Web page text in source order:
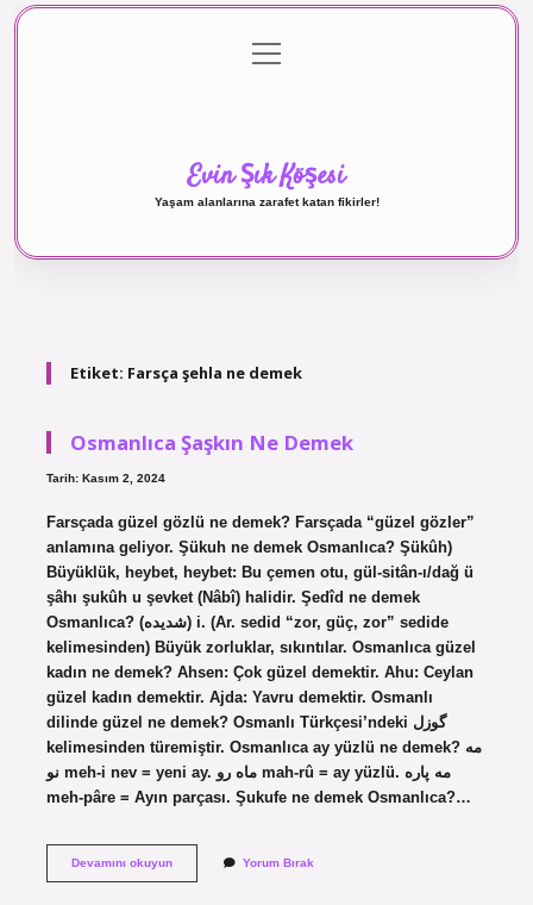
Gizlilik Politikası
menüyü
aç
Evin Şık Köşesi
Yaşam alanlarına zarafet katan fikirler!
Etiket: Farsça şehla ne demek
Osmanlıca Şaşkın Ne Demek
Tarih: Kasım 2, 2024
Farsçada güzel gözlü ne demek? Farsçada “güzel gözler”
anlamına geliyor. Şükuh ne demek Osmanlıca? Şükûh)
Büyüklük, heybet, heybet: Bu çemen otu, gül-sitân-ı/dağ ü
şâhı şukûh u şevket (Nâbî) halidir. Şedîd ne demek
Osmanlıca? (ﺷﺪﻳﺪﻩ) i. (Ar. sedіd “zor, güç, zor” sedіde
kelimesinden) Büyük zorluklar, sıkıntılar. Osmanlıca güzel
kadın ne demek? Ahsen: Çok güzel demektir. Ahu: Ceylan
güzel kadın demektir. Ajda: Yavru demektir. Osmanlı
dilinde güzel ne demek? Osmanlı Türkçesi’ndeki گوزل
kelimesinden türemiştir. Osmanlıca ay yüzlü ne demek? مه
نو meh-i nev = yeni ay. ماه رو mah-rû = ay yüzlü. مه پاره
meh-pâre = Ayın parçası. Şukufe ne demek Osmanlıca?…
Devamını okuyunOsmanlıca
Yorum Bırak